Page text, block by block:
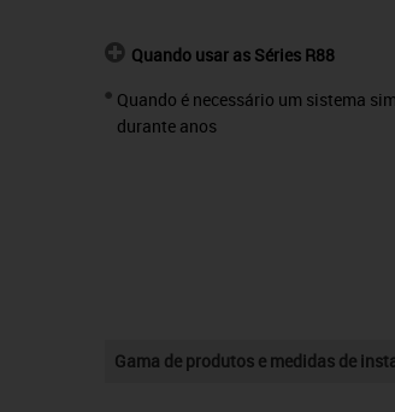
Quando usar as Séries R88
Quando é necessário um sistema
durante anos
Gama de produtos e medidas de